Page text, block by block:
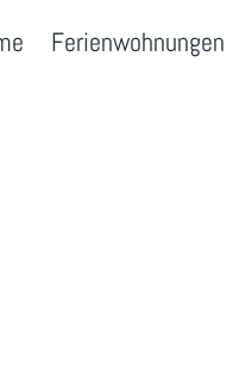
Ferienwohnungen